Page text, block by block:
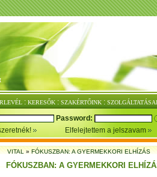
: KERESŐK : SZAKÉRTŐINK :
Password:
Elfelejtettem a jelszavam
VITAL»FÓKUSZBAN: A GYERMEKKORI ELHÍZÁS
FÓKUSZBAN: A GYERMEKKORI